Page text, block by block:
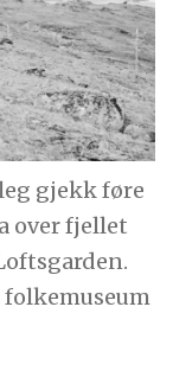
gjekk føre
over fjellet
folkemuseum